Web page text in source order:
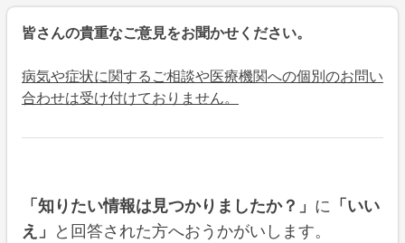
皆さんの貴重なご意見をお聞かせください。
病気や症状に関するご相談や医療機関への個別のお問い
合わせは受け付けておりません。
「知りたい情報は見つかりましたか？」 に 「いい
え」 と回答された方へおうかがいします。